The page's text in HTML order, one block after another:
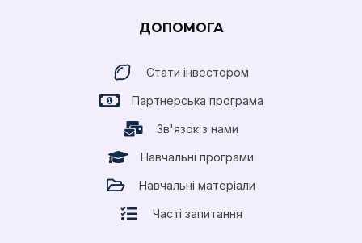
ДОПОМОГА
Стати інвестором
Партнерська програма
Зв'язок з нами
Навчальні програми
Навчальні матеріали
Часті запитання